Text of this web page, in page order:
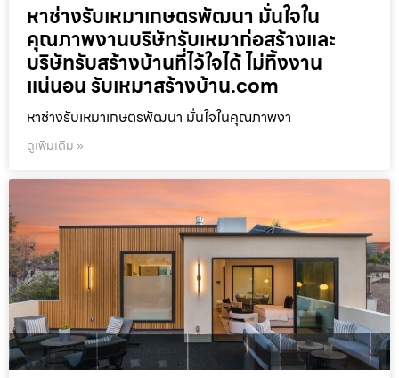
หาช่างรับเหมาเกษตรพัฒนา มั่นใจใน
คุณภาพงานบริษัทรับเหมาก่อสร้างและ
บริษัทรับสร้างบ้านที่ไว้ใจได้ ไม่ทิ้งงาน
แน่นอน รับเหมาสร้างบ้าน.com
หาช่างรับเหมาเกษตรพัฒนา มั่นใจในคุณภาพงา
ดูเพิ่มเติม »